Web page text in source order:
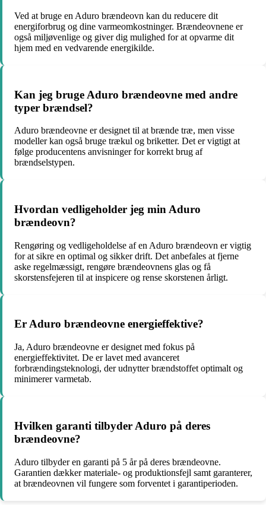
Ved at bruge en Aduro brændeovn kan du reducere dit
energiforbrug og dine varmeomkostninger. Brændeovnene er
også miljøvenlige og giver dig mulighed for at opvarme dit
hjem med en vedvarende energikilde.
Kan jeg bruge Aduro brændeovne med andre
typer brændsel?
Aduro brændeovne er designet til at brænde træ, men visse
modeller kan også bruge trækul og briketter. Det er vigtigt at
følge producentens anvisninger for korrekt brug af
brændselstypen.
Hvordan vedligeholder jeg min Aduro
brændeovn?
Rengøring og vedligeholdelse af en Aduro brændeovn er vigtig
for at sikre en optimal og sikker drift. Det anbefales at fjerne
aske regelmæssigt, rengøre brændeovnens glas og få
skorstensfejeren til at inspicere og rense skorstenen årligt.
Er Aduro brændeovne energieffektive?
Ja, Aduro brændeovne er designet med fokus på
energieffektivitet. De er lavet med avanceret
forbrændingsteknologi, der udnytter brændstoffet optimalt og
minimerer varmetab.
Hvilken garanti tilbyder Aduro på deres
brændeovne?
Aduro tilbyder en garanti på 5 år på deres brændeovne.
Garantien dækker materiale- og produktionsfejl samt garanterer,
at brændeovnen vil fungere som forventet i garantiperioden.